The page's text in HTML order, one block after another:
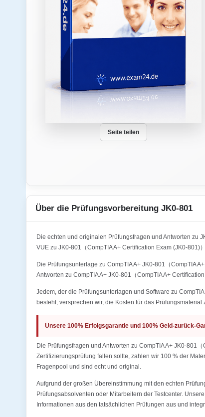
Seite teilen
Über die Prüfungsvorbereitung JK0-801
Die echten und originalen Prüfungsfragen und Antworten zu
VUE zu JK0-801（CompTIA A+ Certification Exam (JK0-801)
Die Prüfungsunterlage zu CompTIA A+ JK0-801（CompTIA
Antworten zu CompTIA A+ JK0-801（CompTIA A+
Jedem, der die Prüfungsunterlagen und Software zu
besteht, versprechen wir, die Kosten für das Prüfungsmaterial
Unsere 100% Erfolgsgarantie und 100% Geld-zurück-
Die Prüfungsfragen und Antworten zu CompTIA A+ JK0-801
Zertifizierungsprüfung fallen sollte, zahlen wir 100 % der
Fragenpool und sind echt und original.
Aufgrund der großen Übereinstimmung mit den echten
Prüfungsabsolventen oder Mitarbeitern der Testcenter.
Informationen aus den tatsächlichen Prüfungen aus und